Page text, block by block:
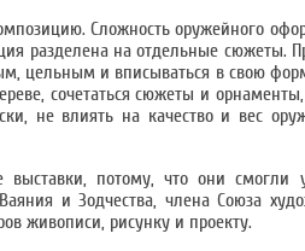
Сложность оружейного
разделена на отдельные сюжеты.
цельным и вписываться в свою
сочетаться сюжеты и
не влиять на качество и вес
потому, что они смогли
и Зодчества, члена Союза
живописи, рисунку и проекту.